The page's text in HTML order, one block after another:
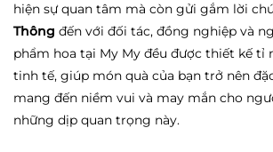
hiện sự quan tâm mà còn gửi gắm lời
Thông đến với đối tác, đồng nghiệp và
phẩm hoa tại My My đều được thiết kế tỉ
tinh tế, giúp món quà của bạn trở nên
mang đến niềm vui và may mắn cho
những dịp quan trọng này.